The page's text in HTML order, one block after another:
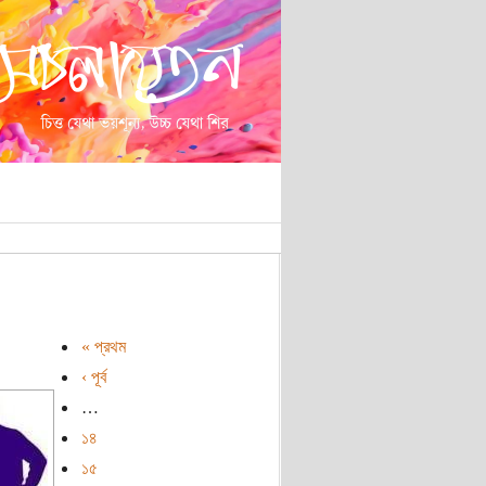
« প্রথম
‹ পূর্ব
…
১৪
১৫